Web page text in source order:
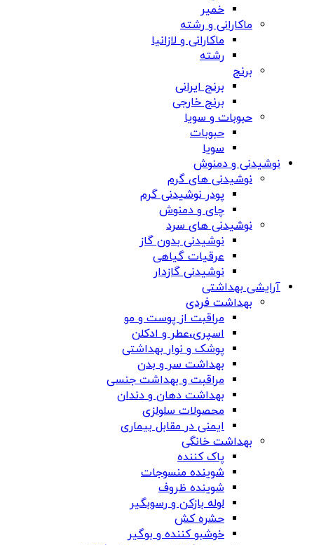
خمیر
ماکارانی و رشته
ماکارانی و لازانیا
رشته
برنج
برنج ایرانی
برنج خارجی
حبوبات و سویا
حبوبات
سویا
نوشیدنی و دمنوش
نوشیدنی های گرم
پودر نوشیدنی گرم
چای و دمنوش
نوشیدنی های سرد
نوشیدنی بدون گاز
عرقیات گیاهی
نوشیدنی گازدار
آرایشی بهداشتی
بهداشت فردی
مراقبت از پوست و مو
اسپری،عطر و ادکلن
پوشک و نوار بهداشتی
بهداشت سر و بدن
مراقبت و بهداشت جنسی
بهداشت دهان و دندان
محصولات سلولزی
ایمنی در مقابل بیماری
بهداشت خانگی
پاک کننده
شوینده منسوجات
شوینده ظروف
لوله بازکن و رسوبگیر
حشره کش
خوشبو کننده و بوگیر